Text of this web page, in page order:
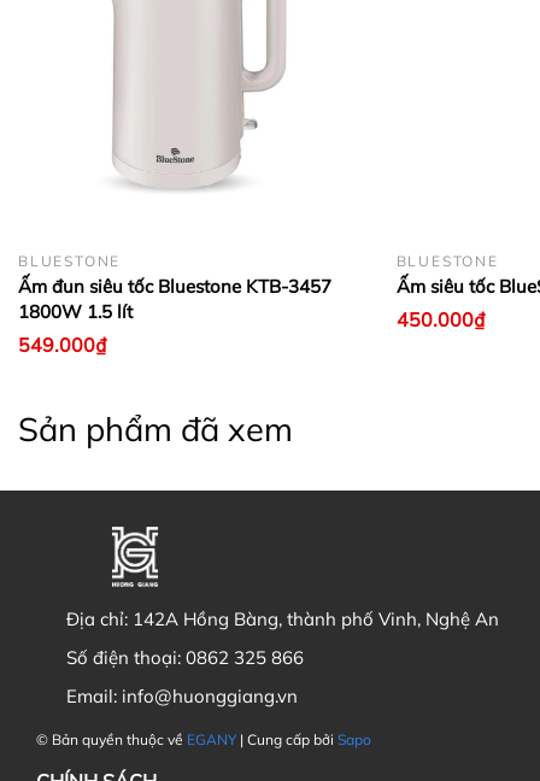
BLUESTONE
Ấm đun siêu tốc Bluestone KTB-3457
1800W 1.5 lít
549.000₫
BLUESTONE
Ấm siêu tốc
450.000₫
Sản phẩm đã xem
Địa chỉ: 142A Hồng Bàng, thành phố Vinh, Nghệ An
Số điện thoại: 0862 325 866
Email: info@huonggiang.vn
© Bản quyền thuộc về EGANY | Cung cấp bởi Sapo